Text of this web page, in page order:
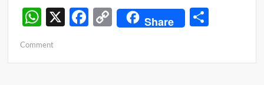
W
h
at
X
F
C
o
Share
Commenton